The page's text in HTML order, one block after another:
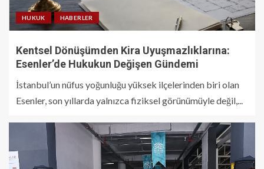
HUKUK HABERLER
Kentsel Dönüşümden Kira Uyuşmazlıklarına:
Esenler’de Hukukun Değişen Gündemi
İstanbul’un nüfus yoğunluğu yüksek ilçelerinden biri olan
Esenler, son yıllarda yalnızca fiziksel görünümüyle değil,...